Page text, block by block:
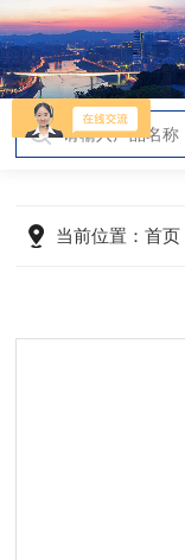
当前位置：首页